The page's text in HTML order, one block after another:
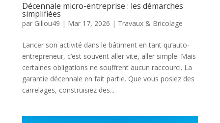
Décennale micro-entreprise : les démarches
simplifiées
par Gillou49 | Mar 17, 2026 | Travaux & Bricolage
Lancer son activité dans le bâtiment en tant qu’auto-
entrepreneur, c’est souvent aller vite, aller simple. Mais
certaines obligations ne souffrent aucun raccourci. La
garantie décennale en fait partie. Que vous posiez des
carrelages, construisiez des...